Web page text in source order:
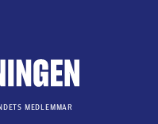
MEDLEMMAR